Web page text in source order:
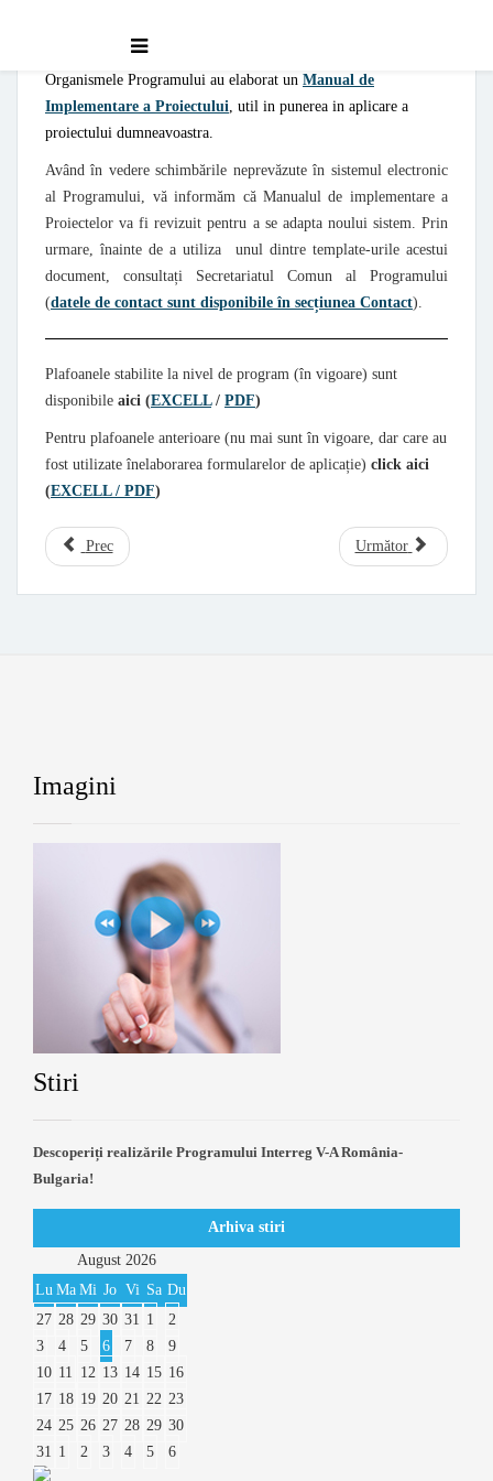
Organismele Programului au elaborat un Manual de
Implementare a Proiectului, util in punerea in aplicare a
proiectului dumneavoastra.
Având în vedere schimbările neprevăzute în sistemul electronic
al Programului, vă informăm că Manualul de implementare a
Proiectelor va fi revizuit pentru a se adapta noului sistem. Prin
urmare, înainte de a utiliza unul dintre template-urile acestui
document, consultați Secretariatul Comun al Programului
(datele de contact sunt disponibile în secțiunea Contact).
Plafoanele stabilite la nivel de program (în vigoare) sunt
disponibile aici (EXCELL/ PDF)
Pentru plafoanele anterioare (nu mai sunt în vigoare, dar care au
fost utilizate înelaborarea formularelor de aplicație) click aici
(EXCELL / PDF)
Prec Următor
Imagini
Stiri
Descoperiți realizările Programului Interreg V-A România-
Bulgaria!
Arhiva stiri
August 2026
Lu Ma Mi Jo Vi Sa Du
27 28 29 30 31 1
2
3
4 5 6 7 8
9
10 11 12 13 14 15 16
17 18 19 20 21 22 23
24 25 26 27 28 29 30
31 1 2 3 4 5 6